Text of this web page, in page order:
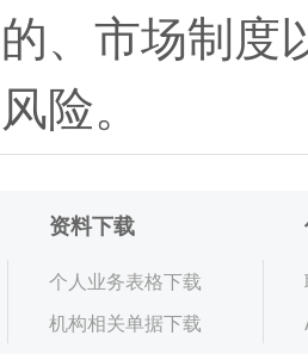
的、市场制度
风险。
资料下载
个人业务表格下载
机构相关单据下载